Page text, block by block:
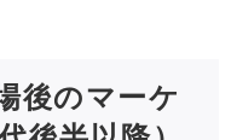
後のマーケ